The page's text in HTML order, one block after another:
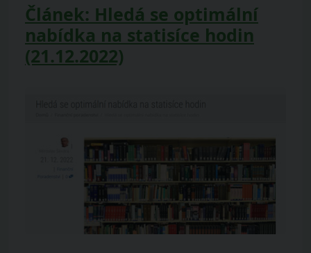
Článek: Hledá se optimální
nabídka na statisíce hodin
(21.12.2022)